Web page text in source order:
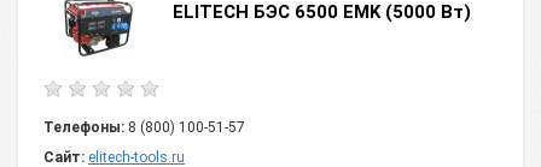
ELITECH БЭС 6500 ЕМK (5000 Вт)
Телефоны: 8 (800) 100-51-57
Сайт: elitech-tools.ru